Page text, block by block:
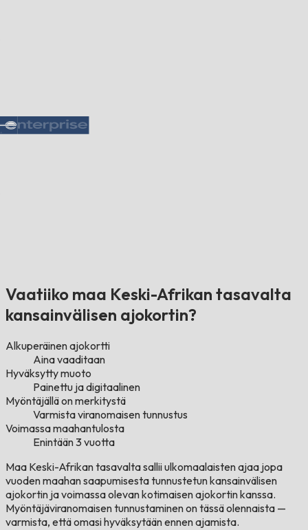
Vaatiiko maa Keski-Afrikan tasavalta
kansainvälisen ajokortin?
Alkuperäinen ajokortti
Aina vaaditaan
Hyväksytty muoto
Painettu ja digitaalinen
Myöntäjällä on merkitystä
Varmista viranomaisen tunnustus
Voimassa maahantulosta
Enintään 3 vuotta
Maa Keski-Afrikan tasavalta sallii ulkomaalaisten ajaa jopa
vuoden maahan saapumisesta tunnustetun kansainvälisen
ajokortin ja voimassa olevan kotimaisen ajokortin kanssa.
Myöntäjäviranomaisen tunnustaminen on tässä olennaista —
varmista, että omasi hyväksytään ennen ajamista.